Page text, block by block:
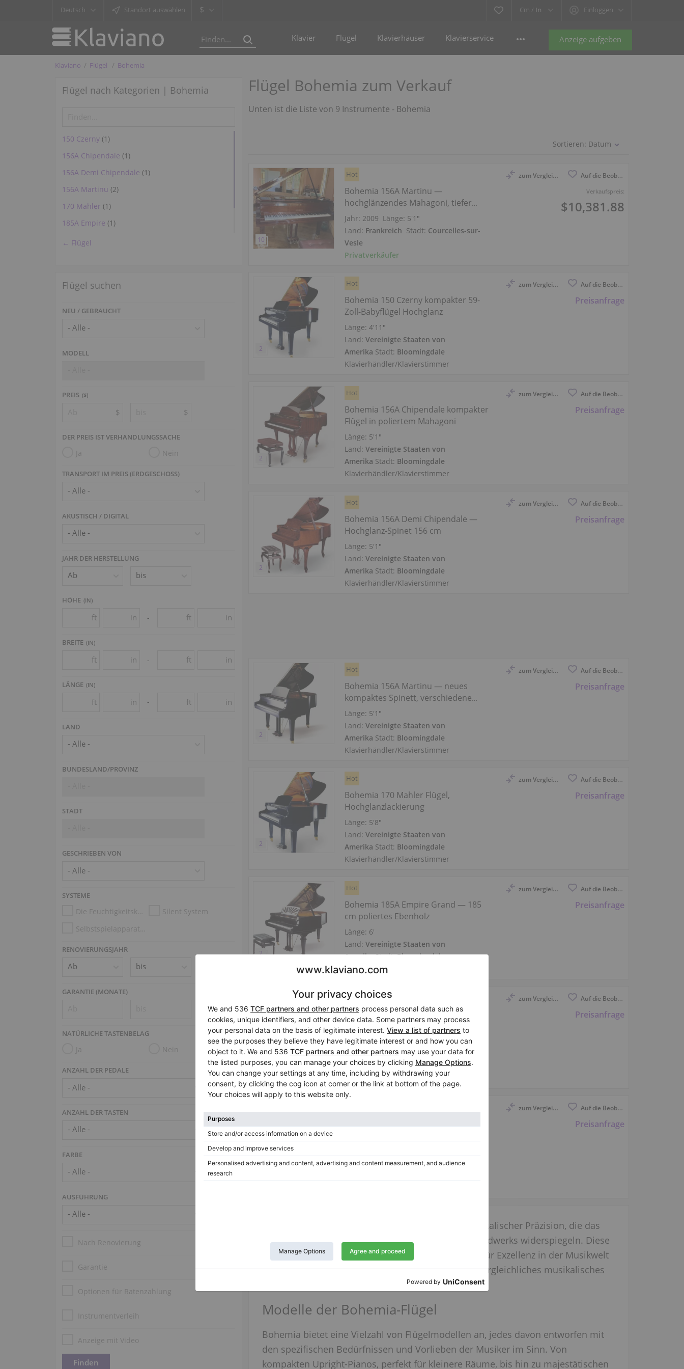
Deutsch Standort auswählen $ Cm / In Einloggen
Anzeige aufgeben
Klavier Flügel Klavierhäuser Klavierservice
Klaviano Flügel Bohemia
Flügel nach Kategorien | Bohemia
150 Czerny (1)
156A Chipendale (1)
156A Demi Chipendale (1)
156A Martinu (2)
170 Mahler (1)
185A Empire (1)
185A Janacek
← Flügel
Flügel suchen
NEU / GEBRAUCHT
MODELL
PREIS ($)
$ $
DER PREIS IST VERHANDLUNGSSACHE
Ja Nein
TRANSPORT IM PREIS (ERDGESCHOSS)
AKUSTISCH / DIGITAL
JAHR DER HERSTELLUNG
HÖHE (IN)
ft in - ft in
BREITE (IN)
ft in - ft in
LÄNGE (IN)
ft in - ft in
LAND
- Alle -
BUNDESLAND/PROVINZ
STADT
GESCHRIEBEN VON
SYSTEME
Die Feuchtigkeitskontrollsysteme
Silent System
Selbstspielapparatur (z.B. Disklavier, PianoDisc, Spirio)
RENOVIERUNGSJAHR
GARANTIE (MONATE)
NATÜRLICHE TASTENBELAG
Ja Nein
ANZAHL DER PEDALE
ANZAHL DER TASTEN
FARBE
AUSFÜHRUNG
Nach Renovierung
Garantie
Optionen für Ratenzahlung
Instrumentverleih
Anzeige mit Video
Flügel Bohemia zum Verkauf
Unten ist die Liste von 9 Instrumente - Bohemia
Sortieren: Datum
zum Vergleich anmelden Auf die Beobachtungsliste
Verkaufspreis:
$10,381.88
Hot
Bohemia 156A Martinu —
hochglänzendes Mahagoni, tiefer
Klang
Jahr: 2009 Länge: 5′1″
Land: Frankreich Stadt: Courcelles-sur-
Vesle
Privatverkäufer
zum Vergleich anmelden Auf die Beobachtungsliste
Preisanfrage
Hot
Bohemia 150 Czerny kompakter 59-
Zoll-Babyflügel Hochglanz
Länge:4′11″
Land:Vereinigte Staaten von
Amerika Stadt: Bloomingdale
Klavierhändler/Klavierstimmer
zum Vergleich anmelden Auf die Beobachtungsliste
Preisanfrage
Hot
Bohemia 156A Chipendale kompakter
Flügel in poliertem Mahagoni
Länge: 5′1″
Land:Vereinigte Staaten von
Amerika Stadt: Bloomingdale
Klavierhändler/Klavierstimmer
zum Vergleich anmelden Auf die Beobachtungsliste
Preisanfrage
Hot
Bohemia 156A Demi Chipendale —
Hochglanz-Spinet 156 cm
Länge: 5′1″
Land:Vereinigte Staaten von
Amerika Stadt: Bloomingdale
Klavierhändler/Klavierstimmer
zum Vergleich anmelden Auf die Beobachtungsliste
Preisanfrage
Hot
Bohemia 156A Martinu — neues
kompaktes Spinett, verschiedene
Ausführungen
Länge: 5′1″
Land:Vereinigte Staaten von
Amerika Stadt: Bloomingdale
Klavierhändler/Klavierstimmer
zum Vergleich anmelden Auf die Beobachtungsliste
Preisanfrage
Hot
Bohemia 170 Mahler Flügel,
Hochglanzlackierung
Länge: 5′8″
Land:Vereinigte Staaten von
Amerika Stadt: Bloomingdale
Klavierhändler/Klavierstimmer
zum Vergleich anmelden Auf die Beobachtungsliste
Preisanfrage
Hot
Bohemia 185A Empire Grand — 185
cm poliertes Ebenholz
Länge: 6′
Land:Vereinigte Staaten von
Amerika Stadt:Bloomingdale
Klavierhändler/Klavierstimmer
zum Vergleich anmelden Auf die Beobachtungsliste
Preisanfrage
Hot
Bohemia 185A Janacek Flügel — 185
cm, poliertes Ebenholz
Länge:6′
Land:Vereinigte Staaten von
Amerika Stadt:Bloomingdale
Klavierhändler/Klavierstimmer
zum Vergleich anmelden Auf die Beobachtungsliste
Preisanfrage
Land:Vereinigte Staaten von
Bohemia-Markenklaviere sind exquisite Werke musikalischer Präzision, die das
tiefe Erbe und die Innovation des tschechischen Handwerks widerspiegeln. Diese
elegant gestalteten Instrumente stehen als Symbol für Exzellenz in der Musikwelt
und bieten Pianisten aller Erfahrungsstufen ein unvergleichliches musikalisches
Modelle der Bohemia-Flügel
Bohemia bietet eine Vielzahl von Flügelmodellen an, jedes davon entworfen mit
den spezifischen Bedürfnissen und Vorlieben der Musiker im Sinn. Von
kompakten Upright-Pianos, perfekt für kleinere Räume, bis hin zu majestätischen